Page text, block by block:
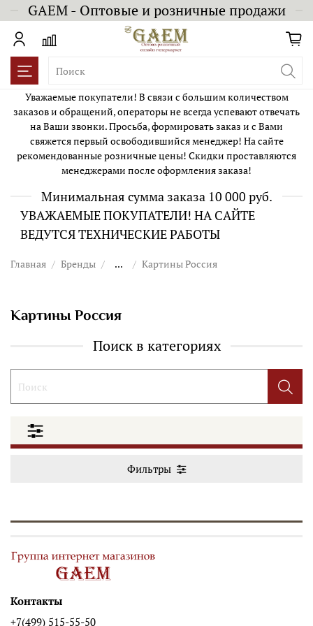
GAEM - Оптовые и розничные продажи
Уважаемые покупатели! В связи с большим количеством
заказов и обращений, операторы не всегда успевают отвечать
на Ваши звонки. Просьба, формировать заказ и с Вами
свяжется первый освободившийся менеджер! На сайте
рекомендованные розничные цены! Скидки проставляются
менеджерами после оформления заказа!
Минимальная сумма заказа 10 000 руб.
УВАЖАЕМЫЕ ПОКУПАТЕЛИ! НА САЙТЕ
ВЕДУТСЯ ТЕХНИЧЕСКИЕ РАБОТЫ
Главная Бренды ... Картины Россия
Картины Россия
Поиск в категориях
Фильтры
Контакты
+7(499) 515-55-50